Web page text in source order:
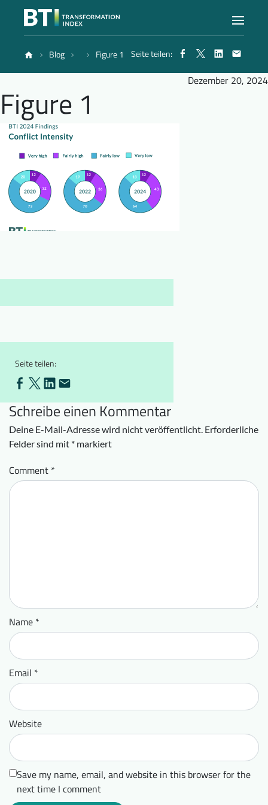
Atlas
Berichte
Methode
Blog
Downloads Wer wir sind
FAQ Newsletter
Blog Figure 1 Seite teilen:
Dezember 20, 2024
Figure 1
Seite teilen:
Schreibe einen Kommentar
Deine E-Mail-Adresse wird nicht veröffentlicht. Erforderliche
Felder sind mit * markiert
Comment *
Name *
Email *
Website
Save my name, email, and website in this browser for the
next time I comment